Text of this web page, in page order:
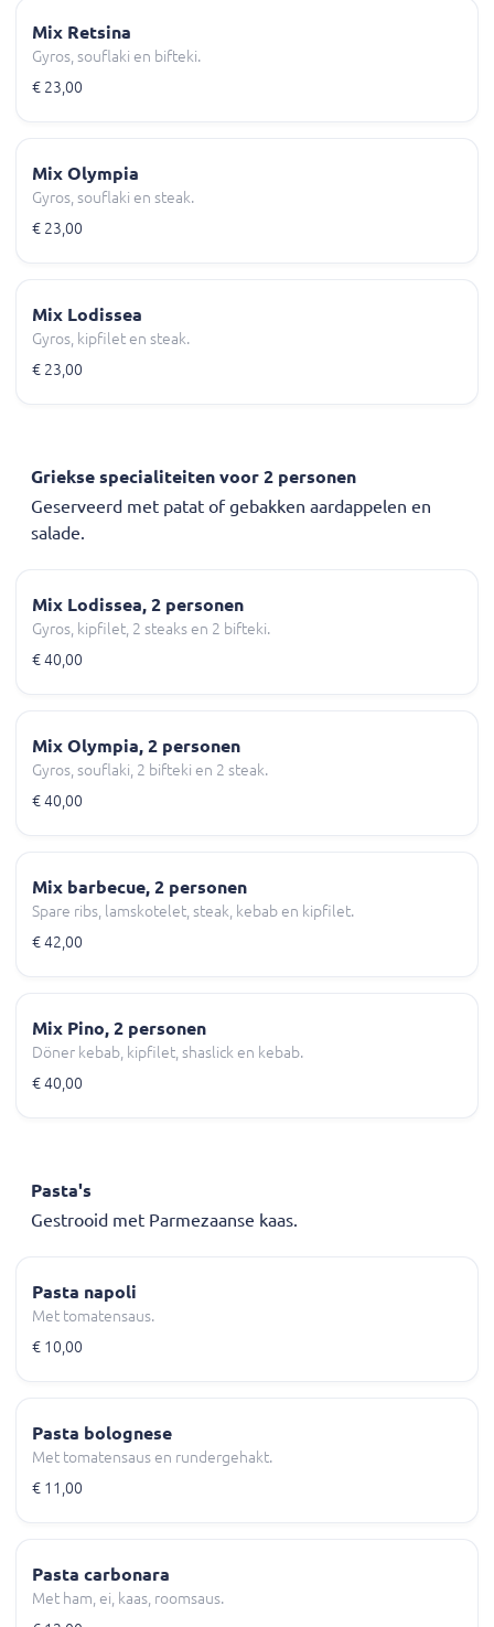
Mix Retsina
Gyros, souflaki en bifteki.
€ 23,00
Mix Olympia
Gyros, souflaki en steak.
€ 23,00
Mix Lodissea
Gyros, kipfilet en steak.
€ 23,00
Griekse specialiteiten voor 2 personen
Geserveerd met patat of gebakken aardappelen en
salade.
Mix Lodissea, 2 personen
Gyros, kipfilet, 2 steaks en 2 bifteki.
€ 40,00
Mix Olympia, 2 personen
Gyros, souflaki, 2 bifteki en 2 steak.
€ 40,00
Mix barbecue, 2 personen
Spare ribs, lamskotelet, steak, kebab en kipfilet.
€ 42,00
Mix Pino, 2 personen
Döner kebab, kipfilet, shaslick en kebab.
€ 40,00
Pasta's
Gestrooid met Parmezaanse kaas.
Pasta napoli
Met tomatensaus.
€ 10,00
Pasta bolognese
Met tomatensaus en rundergehakt.
€ 11,00
Pasta carbonara
Met ham, ei, kaas, roomsaus.